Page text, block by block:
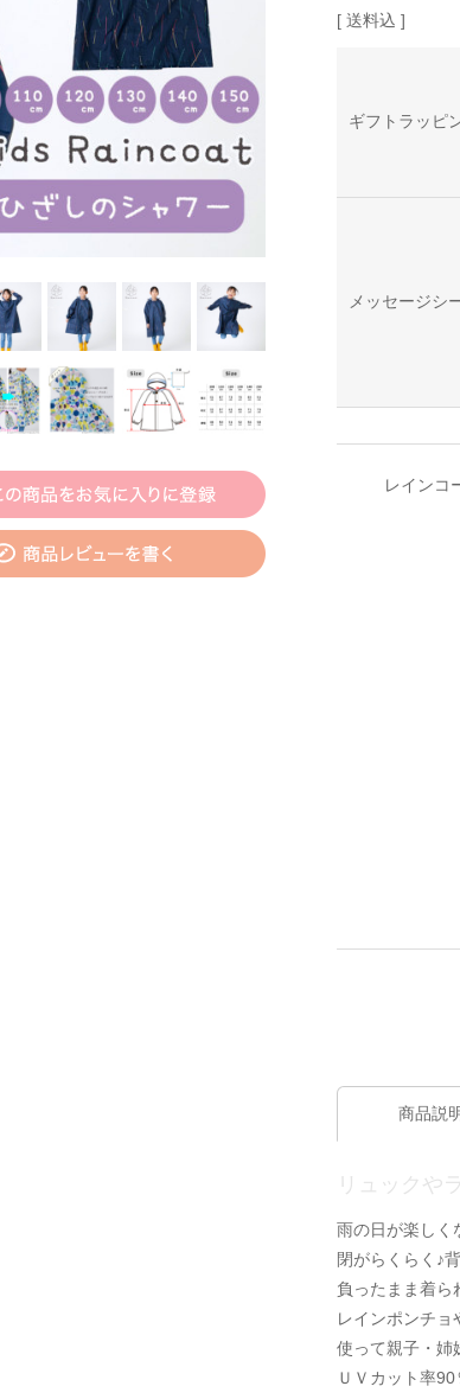
[ 送料込 ]
ギフトラッピ
メッセージシ
レインコ
商品説
リュックや
雨の日が楽しく
閉がらくらく♪
負ったまま着ら
レインポンチ
使って親子・姉
ＵＶカット率90